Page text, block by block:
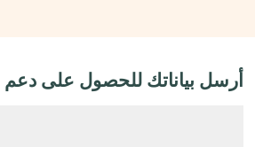
أرسل بياناتك للحصول على